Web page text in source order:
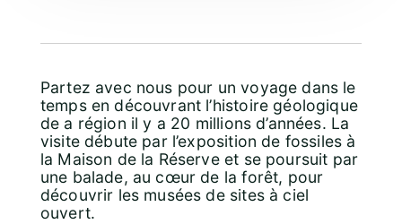
Partez avec nous pour un voyage dans le
temps en découvrant l’histoire géologique
de a région il y a 20 millions d’années. La
visite débute par l’exposition de fossiles à
la Maison de la Réserve et se poursuit par
une balade, au cœur de la forêt, pour
découvrir les musées de sites à ciel
ouvert.